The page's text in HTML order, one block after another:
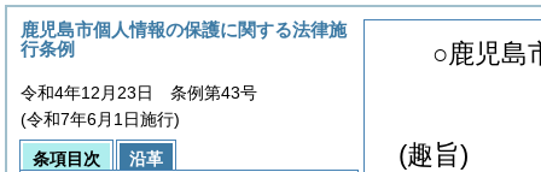
○鹿児島
(趣旨)
鹿児島市個人情報の保護に関する法律施
行条例
令和4年12月23日 条例第43号
(令和7年6月1日施行)
条項目次
沿革